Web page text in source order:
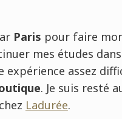
Paris pour faire
mes études
expérience assez
. Je suis resté
Ladurée.